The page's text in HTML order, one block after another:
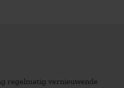
regelmatig vernieuwende